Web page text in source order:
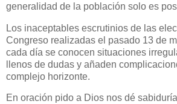
generalidad de la población solo es
Los inaceptables escrutinios de las
Congreso realizadas el pasado 13 de
cada día se conocen situaciones
llenos de dudas y añaden
complejo horizonte.
En oración pido a Dios nos dé